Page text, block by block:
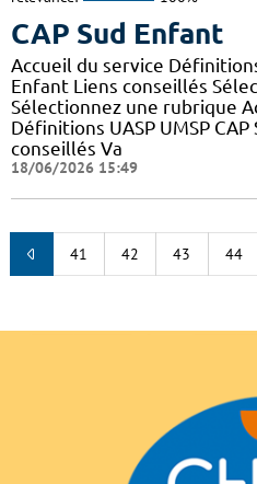
CAP Sud Enfant
Accueil du service
Enfant Liens conseillés
Sélectionnez une rubrique
Définitions UASP UMSP
conseillés Va
18/06/2026 15:49
41 42 43 44